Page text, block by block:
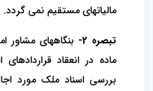
مالیاتهای مستقیم نمی گردد.
تبصره 2-
بنگاههای مشاور
ماده در انعقاد
بررسی اسناد ملک مورد